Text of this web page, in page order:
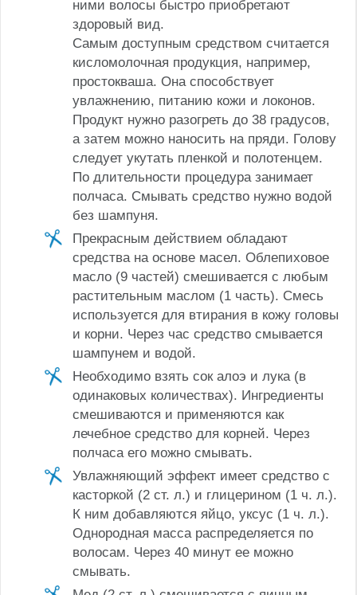
ними волосы быстро приобретают
здоровый вид.
Самым доступным средством считается
кисломолочная продукция, например,
простокваша. Она способствует
увлажнению, питанию кожи и локонов.
Продукт нужно разогреть до 38 градусов,
а затем можно наносить на пряди. Голову
следует укутать пленкой и полотенцем.
По длительности процедура занимает
полчаса. Смывать средство нужно водой
без шампуня.
Прекрасным действием обладают
средства на основе масел. Облепиховое
масло (9 частей) смешивается с любым
растительным маслом (1 часть). Смесь
используется для втирания в кожу головы
и корни. Через час средство смывается
шампунем и водой.
Необходимо взять сок алоэ и лука (в
одинаковых количествах). Ингредиенты
смешиваются и применяются как
лечебное средство для корней. Через
полчаса его можно смывать.
Увлажняющий эффект имеет средство с
касторкой (2 ст. л.) и глицерином (1 ч. л.).
К ним добавляются яйцо, уксус (1 ч. л.).
Однородная масса распределяется по
волосам. Через 40 минут ее можно
смывать.